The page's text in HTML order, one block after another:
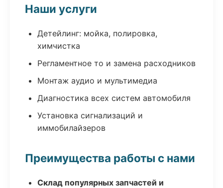
Наши услуги
Детейлинг: мойка, полировка,
химчистка
Регламентное то и замена расходников
Монтаж аудио и мультимедиа
Диагностика всех систем автомобиля
Установка сигнализаций и
иммобилайзеров
Преимущества работы с нами
Склад популярных запчастей и